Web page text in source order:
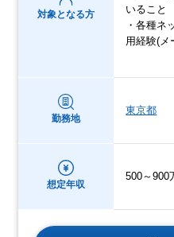
対象となる方
いること
・各種ネ
⽤経験(メ
勤務地
東京都
想定年収
500～900